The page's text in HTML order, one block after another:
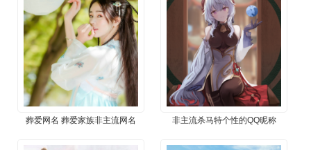
葬爱网名 葬爱家族非主流网名 非主流杀马特个性的QQ昵称